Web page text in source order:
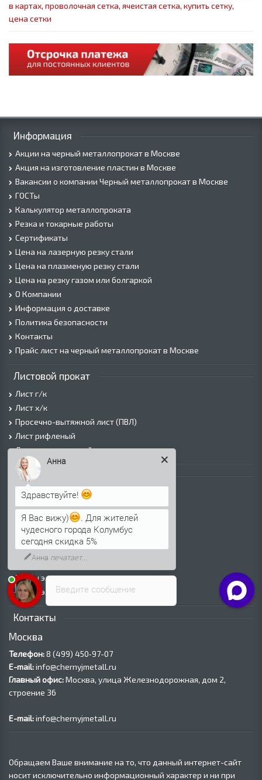
в картах, проволочная сетка, ячеистая сетка, купить сетку,
цена сетки
Информация
Акции на черный металлопрокат в Москве
Акция на изготовление пластин в Москве
Вакансии о компании Черный металлопрокат в Москве
ГОСТы
Калькулятор металлопроката
Резка и токарные работы
Сертификаты
Цена на лазерную резку стали
Цена на плазменую резку стали
Цена на резку газом или болгаркой
О Компании
Информация о доставке
Политика безопасности
Контакты
Прайс лист на черный металлопрокат в Москве
Листовой прокат
Лист г/к
Лист х/к
Просечно-вытяжной лист (ПВЛ)
Лист рифленый
Лист оцинкованный
Трубы
Трубы горячедеформированные
Труба холоднодеформированная
Трубы ВГП (Водогазопроводные)
Трубы ВГП оцинкованные
Трубы электросварные круглые
Трубы электросварные квадратные
Трубы электросварные прямоугольные
Трубы электросварные оцинкованные
Контакты
Москва
Телефон:8 (499) 450‑97-07
E-mail:info@chernyjmetall.ru
Главный офис:Москва, улица Железнодорожная, дом 2,
строение 36
E-mail:info@chernyjmetall.ru
Обращаем Ваше внимание на то, что данный интернет-сайт
носит исключительно информационный характер и ни при
Введите сообщение
Анна
Здравствуйте!
Я Вас вижу)
. Для жителей
чудесного города Колумбус
сегодня скидка 5%
Анна печатает...